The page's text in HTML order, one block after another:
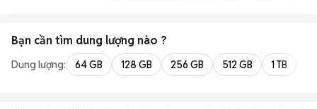
Bạn cần tìm dung lượng nào ?
Dung lượng: 64 GB 128 GB 256 GB 512 GB 1 TB